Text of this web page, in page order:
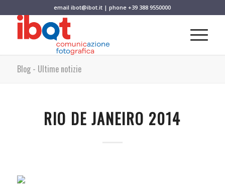
emailibot@ibot.it | phone+39 388 9550000
Blog - Ultime notizie
RIO DE JANEIRO 2014